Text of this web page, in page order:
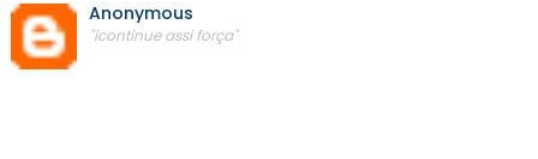
Anonymous
"icontinue assi força"